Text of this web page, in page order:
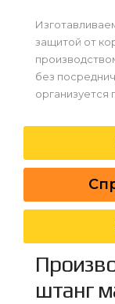
защитой от
без
организуется
штанг